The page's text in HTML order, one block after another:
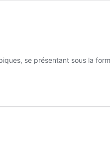
se présentant sous la